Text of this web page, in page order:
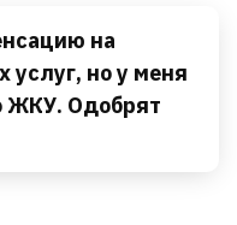
на
услуг, но у меня
ЖКУ. Одобрят